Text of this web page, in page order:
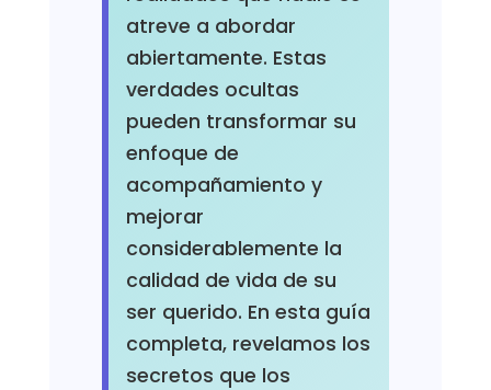
atreve a abordar
abiertamente. Estas
verdades ocultas
pueden transformar su
enfoque de
acompañamiento y
mejorar
considerablemente la
calidad de vida de su
ser querido. En esta guía
completa, revelamos los
secretos que los